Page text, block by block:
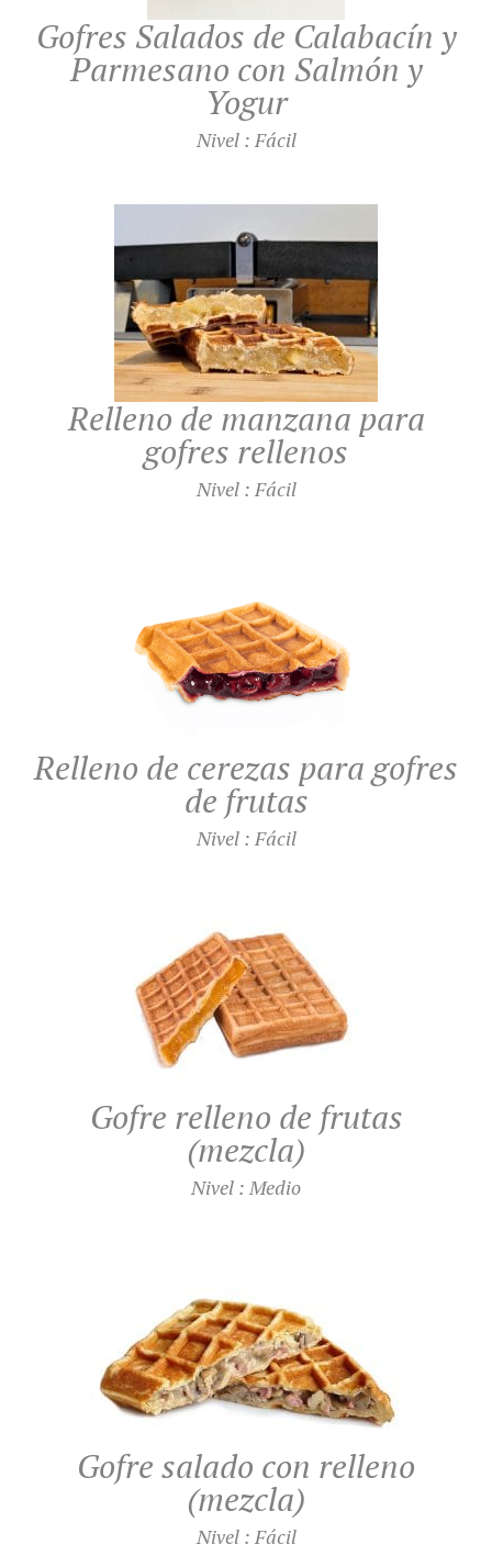
PRODUCTOS
Máquinas de gofres
Ingredientes
Accesorios
UTILIZACIÓN
RECETAS
NUESTRO BLOG
FAQ
Gofres Salados de Calabacín y
Parmesano con Salmón y
Yogur
Nivel : Fácil
Relleno de manzana para
gofres rellenos
Nivel : Fácil
Relleno de cerezas para gofres
de frutas
Nivel : Fácil
Gofre relleno de frutas
(mezcla)
Nivel : Medio
Gofre salado con relleno
(mezcla)
Nivel : Fácil